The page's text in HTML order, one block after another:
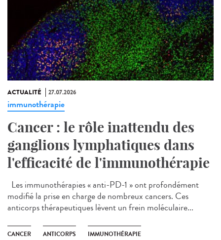
ACTUALITÉ 27.07.2026
immunothérapie
Cancer : le rôle inattendu des
ganglions lymphatiques dans
l'efficacité de l'immunothérapie
Les immunothérapies « anti-PD-1 » ont profondément
modifié la prise en charge de nombreux cancers. Ces
anticorps thérapeutiques lèvent un frein moléculaire...
CANCER ANTICORPS IMMUNOTHÉRAPIE